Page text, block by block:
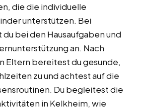
die die individuelle
unterstützen. Bei
bei den Hausaufgaben und
an. Nach
Eltern bereitest du gesunde,
zu und achtest auf die
Du begleitest die
in Kelkheim, wie